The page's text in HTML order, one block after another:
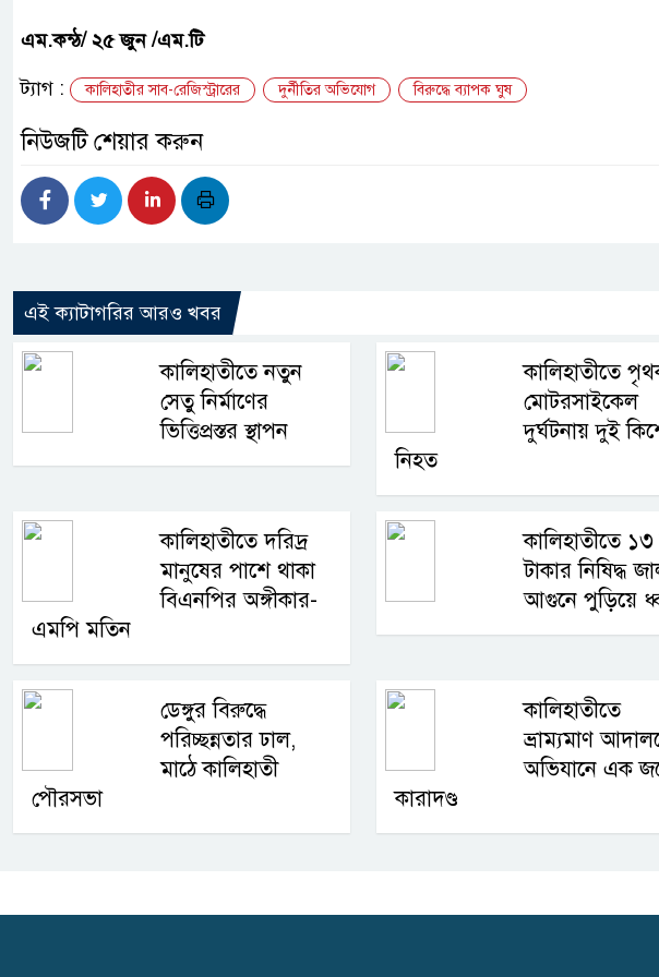
এম.কন্ঠ/ ২৫ জুন /এম.টি
ট্যাগ :
কালিহাতীর সাব-রেজিস্ট্রারের দুর্নীতির অভিযোগ বিরুদ্ধে ব্যাপক ঘুষ
নিউজটি শেয়ার করুন
এই ক্যাটাগরির আরও খবর
কালিহাতীতে নতুন
সেতু নির্মাণের
ভিত্তিপ্রস্তর স্থাপন
কালিহাতীতে
মোটরসাইকেল
দুর্ঘটনায় দুই
নিহত
কালিহাতীতে দরিদ্র
মানুষের পাশে থাকা
বিএনপির অঙ্গীকার-
এমপি মতিন
কালিহাতীতে
টাকার নিষিদ্ধ
আগুনে পুড়িয়ে
ডেঙ্গুর বিরুদ্ধে
পরিচ্ছন্নতার ঢাল,
মাঠে কালিহাতী
পৌরসভা
কালিহাতীতে
ভ্রাম্যমাণ
অভিযানে এক
কারাদণ্ড